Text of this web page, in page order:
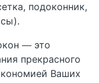
подоконник,
— это
прекрасного
Ваших